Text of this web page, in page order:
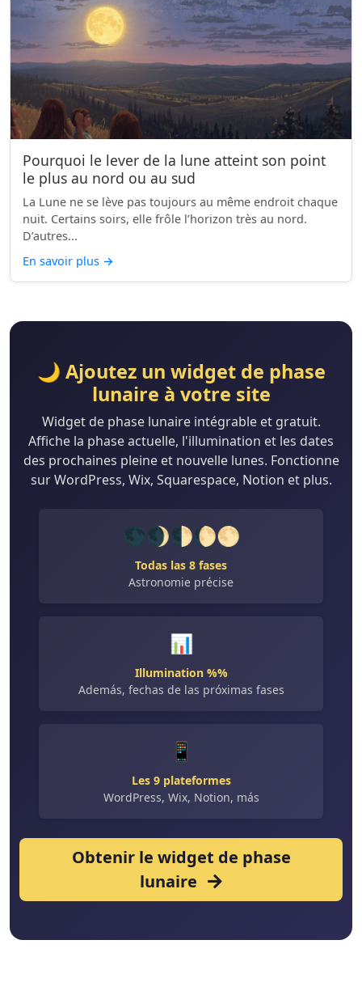
Pourquoi le lever de la lune atteint son point
le plus au nord ou au sud
La Lune ne se lève pas toujours au même endroit chaque
nuit. Certains soirs, elle frôle l’horizon très au nord.
D’autres...
En savoir plus →
🌙 Ajoutez un widget de phase
lunaire à votre site
Widget de phase lunaire intégrable et gratuit.
Affiche la phase actuelle, l'illumination et les dates
des prochaines pleine et nouvelle lunes. Fonctionne
sur WordPress, Wix, Squarespace, Notion et plus.
🌑🌒🌓🌔🌕
Todas las 8 fases
Astronomie précise
📊
Illumination %%
Además, fechas de las próximas fases
📱
Les 9 plateformes
WordPress, Wix, Notion, más
Obtenir le widget de phase
lunaire